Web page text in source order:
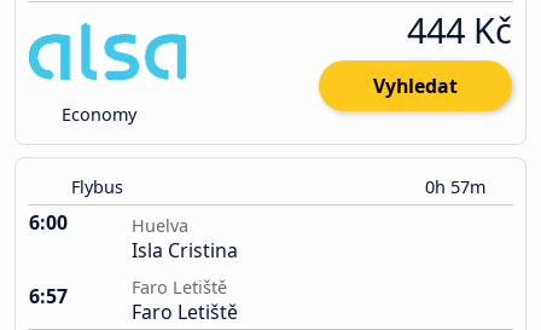
Economy
444 Kč
Vyhledat
Flybus 0h 57m
6:00 Huelva
Isla Cristina
6:57
Faro Letiště
Faro Letiště